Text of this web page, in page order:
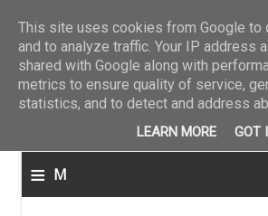
≡ M
This site uses cookies from Google
and to analyze traffic. Your IP address
shared with Google along with
metrics to ensure quality of service,
statistics, and to detect and address
LEARN MORE GOT